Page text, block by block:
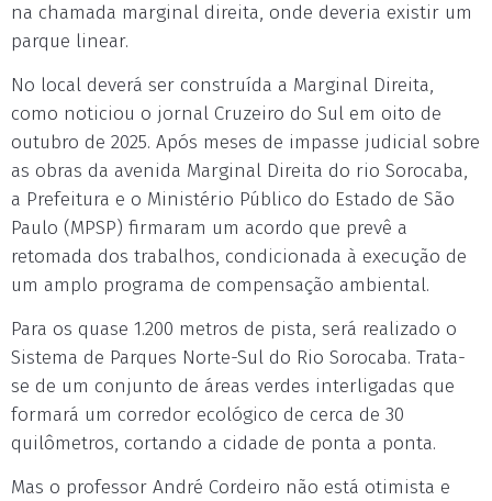
na chamada marginal direita, onde deveria existir um
parque linear.
No local deverá ser construída a Marginal Direita,
como noticiou o jornal Cruzeiro do Sul em oito de
outubro de 2025. Após meses de impasse judicial sobre
as obras da avenida Marginal Direita do rio Sorocaba,
a Prefeitura e o Ministério Público do Estado de São
Paulo (MPSP) firmaram um acordo que prevê a
retomada dos trabalhos, condicionada à execução de
um amplo programa de compensação ambiental.
Para os quase 1.200 metros de pista, será realizado o
Sistema de Parques Norte-Sul do Rio Sorocaba. Trata-
se de um conjunto de áreas verdes interligadas que
formará um corredor ecológico de cerca de 30
quilômetros, cortando a cidade de ponta a ponta.
Mas o professor André Cordeiro não está otimista e